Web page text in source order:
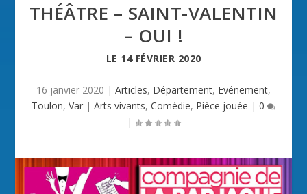
THÉÂTRE – SAINT-VALENTIN
– OUI !
LE 14 FÉVRIER 2020
16 janvier 2020 | Articles, Département, Evénement,
Toulon, Var | Arts vivants, Comédie, Pièce jouée | 0
|